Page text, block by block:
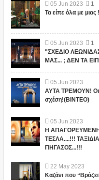
05 Jun 2023
1
Τα είπε όλα με
05 Jun 2023
1
"ΣΧΕΔΙΟ
ΜΑΣ... ; ΔΕΝ ΤΑ
05 Jun 2023
ΑΥΤΑ ΤΡΕΜΟΥΝ! Οι
σχέση!(ΒΙΝΤΕΟ)
05 Jun 2023
Η
ΤΕΣΛΑ....!!!
ΠΗΓΑΣΟΣ...!!!
22 May 2023
Καζάνι που